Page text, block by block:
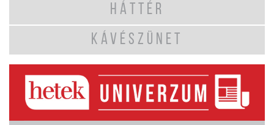
HÁTTÉR
KÁVÉSZÜNET